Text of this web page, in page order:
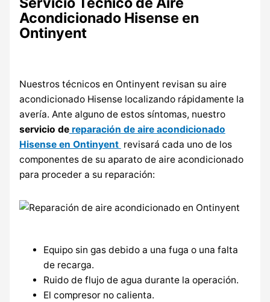
Acondicionado Hisense en
Ontinyent
Nuestros técnicos en Ontinyent revisan su aire
acondicionado Hisense localizando rápidamente la
avería. Ante alguno de estos síntomas, nuestro
servicio dereparación de aire acondicionado
Hisense en Ontinyent revisará cada uno de los
componentes de su aparato de aire acondicionado
para proceder a su reparación:
Equipo sin gas debido a una fuga o una falta
de recarga.
Ruido de flujo de agua durante la operación.
El compresor no calienta.